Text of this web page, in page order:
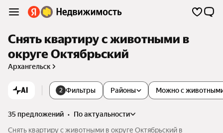
Снять квартиру с животными в
округе Октябрьский
Архангельск
AI 2 Фильтры Районы Можно с
35 предложений •
по актуальности
Снять квартиру с животными в округе Октябрьский в